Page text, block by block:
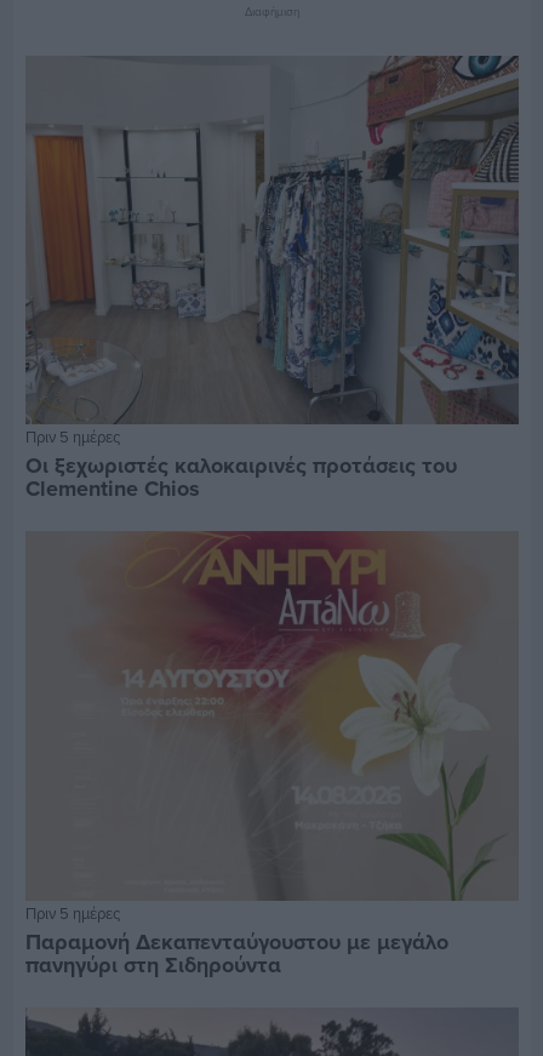
Διαφήμιση
Πριν 5 ημέρες
Οι ξεχωριστές καλοκαιρινές προτάσεις του
Clementine Chios
Πριν 5 ημέρες
Παραμονή Δεκαπενταύγουστου με μεγάλο
πανηγύρι στη Σιδηρούντα